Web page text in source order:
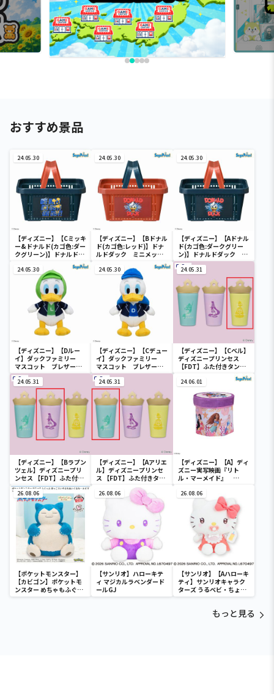
おすすめ景品
24.05.30
【ディズニー】【Cミッキ
ー&ドナルド(カゴ色:ダー
クグリーン)】ドナルドダ
ック ミニメッシュカゴ
24.05.30
【ディズニー】【Bドナル
ド(カゴ色:レッド)】ドナ
ルドダック ミニメッシ
24.05.30
【ディズニー】【Aドナル
ド(カゴ色:ダークグリー
ン)】ドナルドダック ミ
ニメッシュカゴ
24.05.30
【ディズニー】【Dルー
イ】ダックファミリー
マスコット ブレザーコ
スチューム
24.05.30
【ディズニー】【Cデュー
イ】ダックファミリー
マスコット ブレザーコ
スチューム
24.05.31
【ディズニー】【Cベル】
ディズニープリンセス
【FDT】ふた付きタンブ
24.05.31
【ディズニー】【Bラプン
ツェル】ディズニープリ
ンセス 【FDT】ふた付き
タンブラー
24.05.31
【ディズニー】【Aアリエ
ル】ディズニープリンセ
ス 【FDT】ふた付きタン
24.06.01
【ディズニー】【A】ディ
ズニー実写映画『リト
ル・マーメイド』
チェアー
26.08.06
【ポケットモンスター】
【カビゴン】ポケットモ
ンスター めちゃもふぐっ
と ほっこりいやされぬい
26.08.06
【サンリオ】ハローキテ
ィ マジカルラベンダード
ールGJ
26.08.06
【サンリオ】【Aハローキ
ティ】サンリオキャラク
ターズ うるベビ・ちょい
デカドール
もっと見る